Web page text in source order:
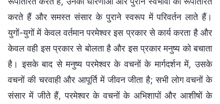
करते हैं और समस्त संसार के पुराने स्वरूप में परिवर्तन लाते हैं।
युगों-युगों में केवल वर्तमान परमेश्वर इस प्रकार से कार्य करता है और
केवल वही इस प्रकार से बोलता है और इस प्रकार मनुष्य को बचाता
है। इसके बाद से मनुष्य परमेश्वर के वचनों के मार्गदर्शन में, उसके
वचनों की चरवाही और आपूर्ति में जीवन जीता है; सभी लोग वचनों के
संसार में जीते हैं, परमेश्वर के वचनों के अभिशापों और आशीषों के